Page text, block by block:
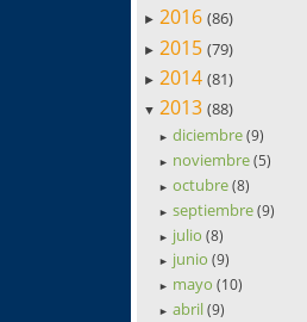
► 2016 (86)
► 2015 (79)
► 2014 (81)
▼ 2013 (88)
► diciembre(9)
► noviembre(5)
► octubre(8)
► septiembre(9)
► julio(8)
► junio(9)
► mayo(10)
► abril(9)